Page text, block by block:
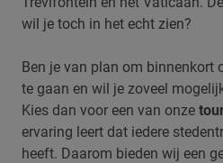
wil je toch in het echt zien?
Ben je van plan om binnenkort
te gaan en wil je zoveel
Kies dan voor een van onze
ervaring leert dat iedere
heeft. Daarom bieden wij een